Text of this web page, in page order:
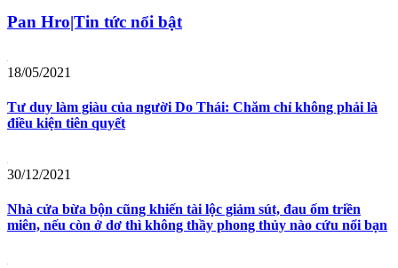
Pan Hro|Tin tức nổi bật
18/05/2021
Tư duy làm giàu của người Do Thái: Chăm chỉ không phải là
điều kiện tiên quyết
30/12/2021
Nhà cửa bừa bộn cũng khiến tài lộc giảm sút, đau ốm triền
miên, nếu còn ở dơ thì không thầy phong thủy nào cứu nổi bạn